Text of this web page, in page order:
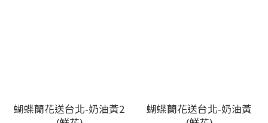
蝴蝶蘭花送台北-奶油黃2
蝴蝶蘭花送台北-奶油黃